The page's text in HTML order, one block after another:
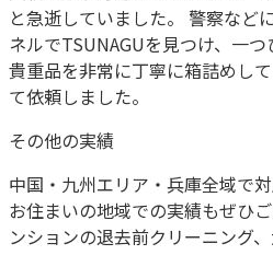
と急逝していました。 警察など
ネルでTSUNAGUを見つけ、一
貴重品を非常に丁寧に箱詰めし
て依頼しました。
その他の実績
中国・九州エリア・兵庫全域で
お住まいの地域での実績もぜひ
ンションの退去前クリーニング